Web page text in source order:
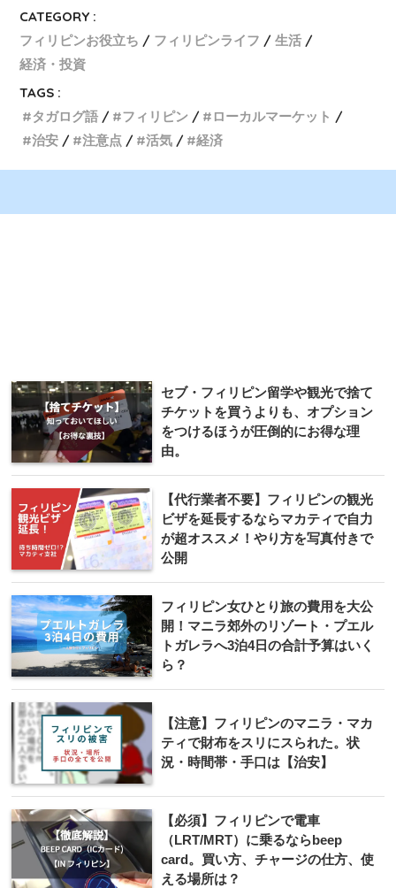
CATEGORY :
フィリピンお役立ち
フィリピンライフ
生活
経済・投資
TAGS :
タガログ語
フィリピン
ローカルマーケット
治安
注意点 活気 経済
セブ・フィリピン留学や観光で捨て
チケットを買うよりも、オプション
をつけるほうが圧倒的にお得な理
由。
【代行業者不要】フィリピンの観光
ビザを延長するならマカティで自力
が超オススメ！やり方を写真付きで
公開
フィリピン女ひとり旅の費用を大公
開！マニラ郊外のリゾート・プエル
トガレラへ3泊4日の合計予算はいく
ら？
【注意】フィリピンのマニラ・マカ
ティで財布をスリにスられた。状
況・時間帯・手口は【治安】
【必須】フィリピンで電車
（LRT/MRT）に乗るならbeep
card。買い方、チャージの仕方、使
える場所は？